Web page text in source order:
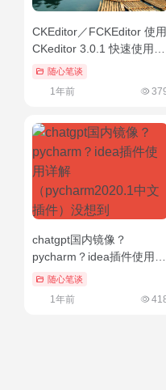
CKEditor／FCKEditor 使用
CKeditor 3.0.1 快速使用教
程（含插入图片）
览）这都可以？
随心笔谈
1年前
chatgpt国内镜像？
pycharm？idea插件使用详
解（pycharm2020.1中文插
随心笔谈
1年前